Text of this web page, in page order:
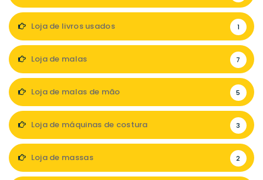
Loja de livros usados 1
Loja de malas 7
Loja de malas de mão 5
Loja de máquinas de costura 3
Loja de massas 2